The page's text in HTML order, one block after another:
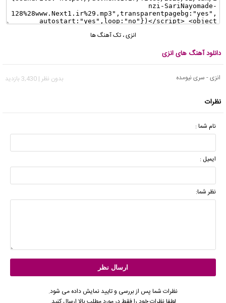
انزی،تک آهنگ ها
دانلود آهنگ های انزی
انزی - سری نیومده بدون نظر | 3,430 بازدید
نظرات
نام شما :
ایمیل :
نظر شما:
نظرات شما پس از بررسی و تایید نمایش داده می شود.